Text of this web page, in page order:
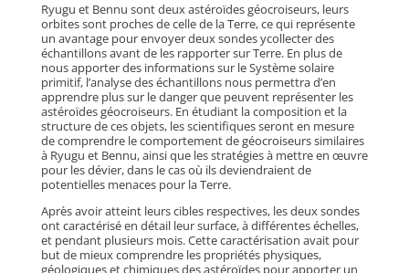
Ryugu et Bennu sont deux astéroïdes géocroiseurs, leurs
orbites sont proches de celle de la Terre, ce qui représente
un avantage pour envoyer deux sondes ycollecter des
échantillons avant de les rapporter sur Terre. En plus de
nous apporter des informations sur le Système solaire
primitif, l’analyse des échantillons nous permettra d’en
apprendre plus sur le danger que peuvent représenter les
astéroïdes géocroiseurs. En étudiant la composition et la
structure de ces objets, les scientifiques seront en mesure
de comprendre le comportement de géocroiseurs similaires
à Ryugu et Bennu, ainsi que les stratégies à mettre en œuvre
pour les dévier, dans le cas où ils deviendraient de
potentielles menaces pour la Terre.
Après avoir atteint leurs cibles respectives, les deux sondes
ont caractérisé en détail leur surface, à différentes échelles,
et pendant plusieurs mois. Cette caractérisation avait pour
but de mieux comprendre les propriétés physiques,
géologiques et chimiques des astéroïdes pour apporter un